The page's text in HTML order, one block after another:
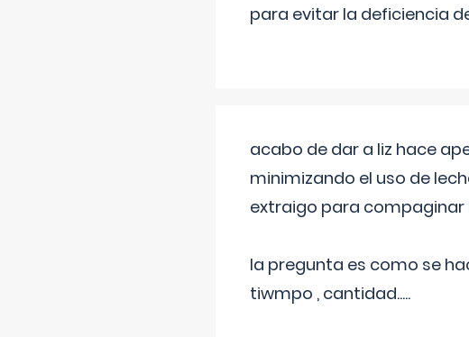
para evitar la deficiencia
acabo de dar a liz hace
minimizando el uso de
extraigo para compaginar
la pregunta es como se
tiwmpo , cantidad.....